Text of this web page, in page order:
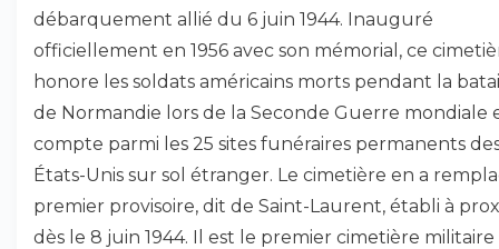
débarquement allié du 6 juin 1944. Inauguré
officiellement en 1956 avec son mémorial, ce
honore les soldats américains morts pendant la
de Normandie lors de la Seconde Guerre mondiale
compte parmi les 25 sites funéraires permanents
États-Unis sur sol étranger. Le cimetière en a
premier provisoire, dit de Saint-Laurent, établi à
dès le 8 juin 1944. Il est le premier cimetière militaire